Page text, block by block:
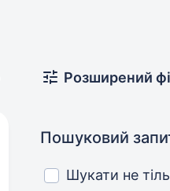
Розширений
Пошуковий
Шукати не